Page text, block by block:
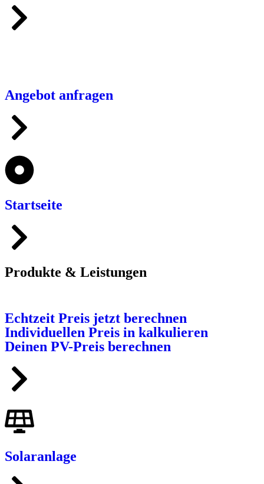
Angebot anfragen
Startseite
Produkte & Leistungen
Echtzeit Preis jetzt berechnen
Individuellen Preis in kalkulieren
Deinen PV-Preis berechnen
Solaranlage